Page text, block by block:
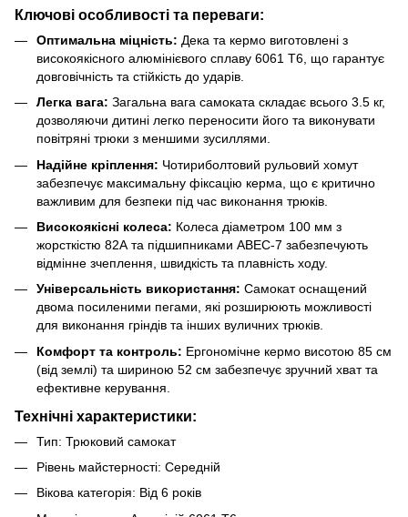
Ключові особливості та переваги:
Оптимальна міцність: Дека та кермо виготовлені з
високоякісного алюмінієвого сплаву 6061 T6, що гарантує
довговічність та стійкість до ударів.
Легка вага: Загальна вага самоката складає всього 3.5 кг,
дозволяючи дитині легко переносити його та виконувати
повітряні трюки з меншими зусиллями.
Надійне кріплення: Чотириболтовий рульовий хомут
забезпечує максимальну фіксацію керма, що є критично
важливим для безпеки під час виконання трюків.
Високоякісні колеса: Колеса діаметром 100 мм з
жорсткістю 82А та підшипниками ABEC-7 забезпечують
відмінне зчеплення, швидкість та плавність ходу.
Універсальність використання: Самокат оснащений
двома посиленими пегами, які розширюють можливості
для виконання гріндів та інших вуличних трюків.
Комфорт та контроль: Ергономічне кермо висотою 85 см
(від землі) та шириною 52 см забезпечує зручний хват та
ефективне керування.
Технічні характеристики:
Тип: Трюковий самокат
Рівень майстерності: Середній
Вікова категорія: Від 6 років